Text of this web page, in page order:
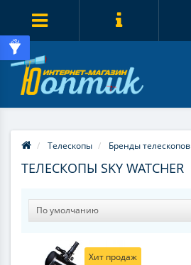
Телескопы Бренды телескопов
ТЕЛЕСКОПЫ SKY WATCHER
Хит продаж